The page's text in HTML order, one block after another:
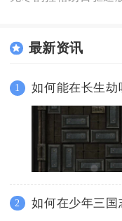
最新资讯
1 如何能在长生
2 如何在少年三国